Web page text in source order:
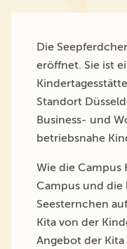
Kinderhut von A bis Z
Kita Eingewöhnung
Standorte
Familyteam
Bildungsräume
Ferienprogramm
Die
eröffnet. Sie ist
Standort
Business- und
betriebsnahe
Wie die Campus
Campus und die
Seesternchen
Kita von der
Angebot der